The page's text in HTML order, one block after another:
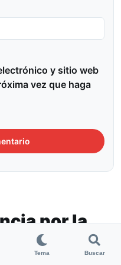
y sitio web
vez que haga
por la
Tema Buscar